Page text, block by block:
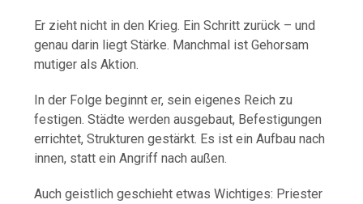
Er zieht nicht in den Krieg. Ein Schritt zurück – und
genau darin liegt Stärke. Manchmal ist Gehorsam
mutiger als Aktion.
In der Folge beginnt er, sein eigenes Reich zu
festigen. Städte werden ausgebaut, Befestigungen
errichtet, Strukturen gestärkt. Es ist ein Aufbau nach
innen, statt ein Angriff nach außen.
Auch geistlich geschieht etwas Wichtiges: Priester